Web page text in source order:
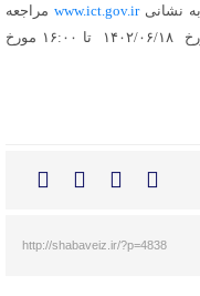
به نشانیwww.ict.gov.ir مراجعه
کنند. زمان آغاز ثبت‌نام این فراخوان از ۸:۰۰ مورخ ۱۴۰۲/۰۶/۱۸ تا ۱۶:۰۰ مورخ
http://shabaveiz.ir/?p=4838